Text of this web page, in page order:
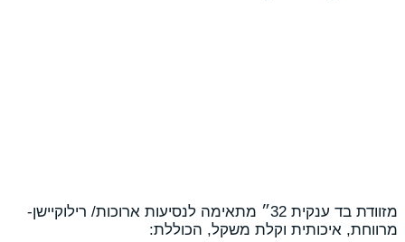
מזוודת בד ענקית 32״ מתאימה לנסיעות ארוכות/ רילוקיישן-
וקלת משקל, הכוללת: